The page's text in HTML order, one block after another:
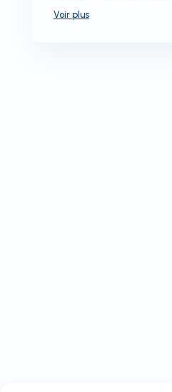
Voir plus